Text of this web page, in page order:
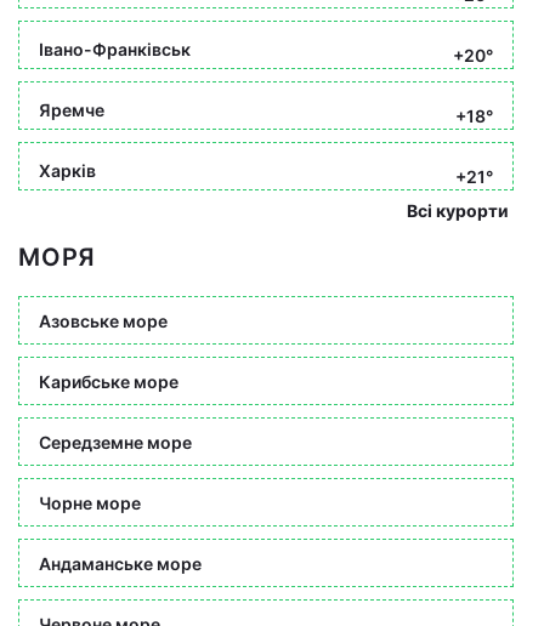
Івано-Франківськ +20°
Яремче +18°
Харків
+21°
Всі курорти
МОРЯ
Азовське море
Карибське море
Середземне море
Чорне море
Андаманське море